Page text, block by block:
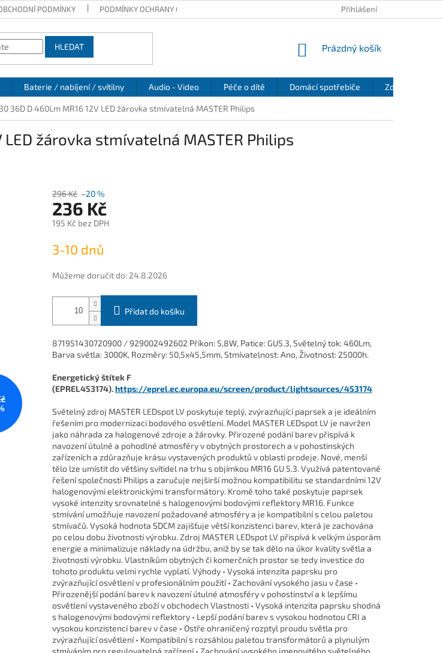
PODMÍNKY PODMÍNKY OCHRANY OSOBNÍCH ÚDAJŮ REKLAMAČNÍ ŘÁD
Přihlášení
HLEDAT
NÁKUPNÍ
Prázdný košík
Baterie / nabíjení / svítilny Audio - Video Péče o dítě Domácí spotřebiče Zdraví a
36D D 460Lm MR16 12V LED žárovka stmívatelná MASTER Philips
LED žárovka stmívatelná MASTER Philips
296 Kč –20 %
236 Kč
195 Kč bez DPH
cena:
3-10 dnů
Můžeme doručit do:24.8.2026
Přidat do košíku
871951430720900 / 929002492602 Příkon: 5,8W, Patice: GU5.3, Světelný tok: 460Lm,
Barva světla: 3000K, Rozměry: 50,5x45,5mm, Stmívatelnost: Ano, Životnost: 25000h.
Energetický štítek F
(EPREL453174).https://eprel.ec.europa.eu/screen/product/lightsources/453174
Světelný zdroj MASTER LEDspot LV poskytuje teplý, zvýrazňující paprsek a je ideálním
řešením pro modernizaci bodového osvětlení. Model MASTER LEDspot LV je navržen
jako náhrada za halogenové zdroje a žárovky. Přirozené podání barev přispívá k
navození útulné a pohodlné atmosféry v obytných prostorech a v pohostinských
zařízeních a zdůrazňuje krásu vystavených produktů v oblasti prodeje. Nové, menší
tělo lze umístit do většiny svítidel na trhu s objímkou MR16 GU 5.3. Využívá patentované
řešení společnosti Philips a zaručuje nejširší možnou kompatibilitu se standardními 12V
halogenovými elektronickými transformátory. Kromě toho také poskytuje paprsek
vysoké intenzity srovnatelné s halogenovými bodovými reflektory MR16. Funkce
stmívání umožňuje navození požadované atmosféry a je kompatibilní s celou paletou
stmívačů. Vysoká hodnota SDCM zajišťuje větší konzistenci barev, která je zachována
po celou dobu životnosti výrobku. Zdroj MASTER LEDspot LV přispívá k velkým úsporám
energie a minimalizuje náklady na údržbu, aniž by se tak dělo na úkor kvality světla a
životnosti výrobku. Vlastníkům obytných či komerčních prostor se tedy investice do
tohoto produktu velmi rychle vyplatí. Výhody • Vysoká intenzita paprsku pro
zvýrazňující osvětlení v profesionálním použití • Zachování vysokého jasu v čase •
Přirozenější podání barev k navození útulné atmosféry v pohostinství a k lepšímu
osvětlení vystaveného zboží v obchodech Vlastnosti • Vysoká intenzita paprsku shodná
s halogenovými bodovými reflektory • Lepší podání barev s vysokou hodnotou CRI a
vysokou konzistencí barev v čase • Ostře ohraničený rozptyl proudu světla pro
zvýrazňující osvětlení • Kompatibilní s rozsáhlou paletou transformátorů a plynulým